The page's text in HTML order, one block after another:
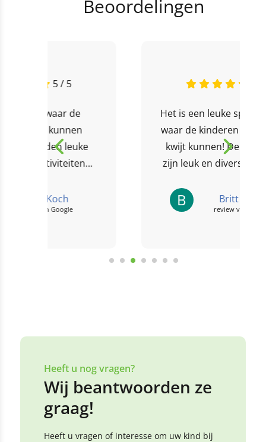
Beoordelingen
Het is een leuke sportieve BSO
waar de kinderen hun energie
kwijt kunnen! De activiteiten
zijn leuk en divers. Er worden
Britt Blonk
review van Google
Heeft u nog vragen?
Wij beantwoorden ze
graag!
Heeft u vragen of interesse om uw kind bij